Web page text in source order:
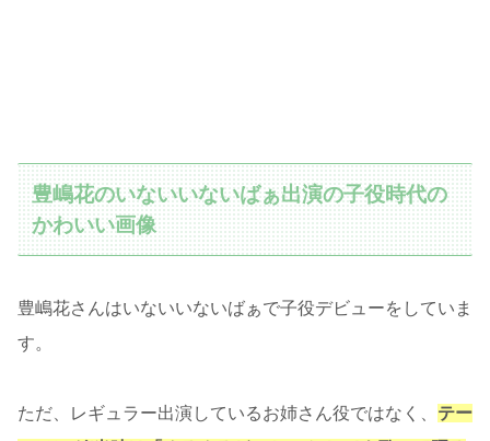
豊嶋花のいないいないばぁ出演の子役時代の
かわいい画像
豊嶋花さんはいないいないばぁで子役デビューをしていま
す。
ただ、レギュラー出演しているお姉さん役ではなく、 テー